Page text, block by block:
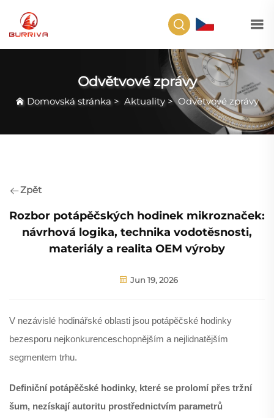
Odvětvové zprávy
Domovská stránka > Aktuality >Odvětvové zprávy
Zpět
Rozbor potápěčských hodinek mikroznaček:
návrhová logika, technika vodotěsnosti,
materiály a realita OEM výroby
Jun 19, 2026
V nezávislé hodinářské oblasti jsou potápěčské hodinky
bezesporu nejkonkurenceschopnějším a nejlidnatějším
segmentem trhu.
Definiční potápěčské hodinky, které se prolomí přes tržní
šum, nezískají autoritu prostřednictvím parametrů